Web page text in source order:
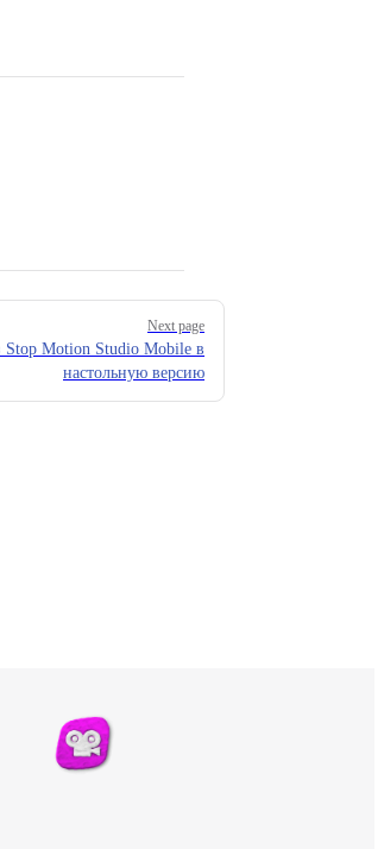
Next page
Stop Motion Studio Mobile в
настольную версию